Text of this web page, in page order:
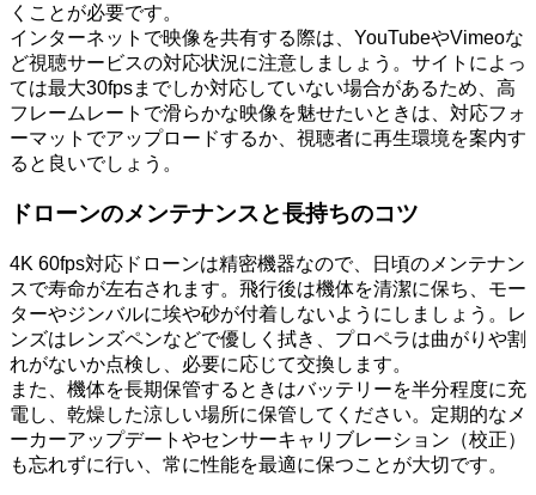
くことが必要です。
インターネットで映像を共有する際は、YouTubeやVimeoな
ど視聴サービスの対応状況に注意しましょう。サイトによっ
ては最大30fpsまでしか対応していない場合があるため、高
フレームレートで滑らかな映像を魅せたいときは、対応フォ
ーマットでアップロードするか、視聴者に再生環境を案内す
ると良いでしょう。
ドローンのメンテナンスと長持ちのコツ
4K 60fps対応ドローンは精密機器なので、日頃のメンテナン
スで寿命が左右されます。飛行後は機体を清潔に保ち、モー
ターやジンバルに埃や砂が付着しないようにしましょう。レ
ンズはレンズペンなどで優しく拭き、プロペラは曲がりや割
れがないか点検し、必要に応じて交換します。
また、機体を長期保管するときはバッテリーを半分程度に充
電し、乾燥した涼しい場所に保管してください。定期的なメ
ーカーアップデートやセンサーキャリブレーション（校正）
も忘れずに行い、常に性能を最適に保つことが大切です。